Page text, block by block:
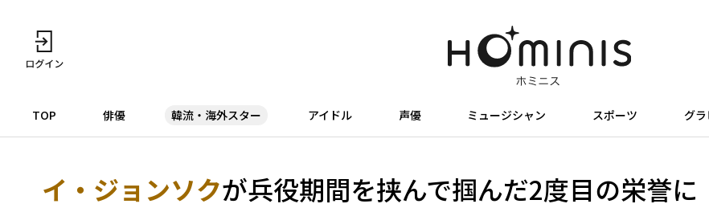
TOP 俳優 韓流・海外スター アイドル 声優 ミュージシャン スポーツ グ
イ・ジョンソクが兵役期間を挟んで掴んだ2度目の栄誉に